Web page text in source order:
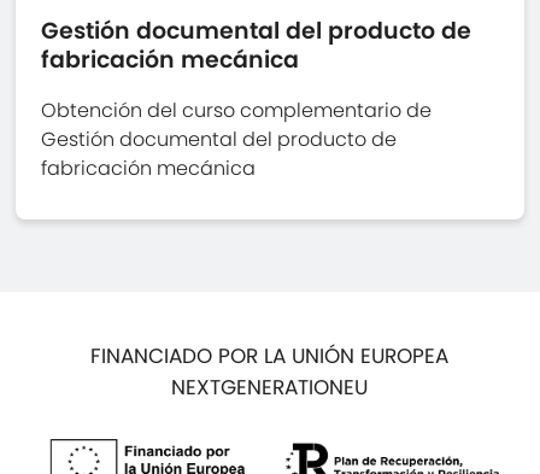
Gestión documental del producto de
fabricación mecánica
Obtención del curso complementario de
Gestión documental del producto de
fabricación mecánica
FINANCIADO POR LA UNIÓN EUROPEA
NEXTGENERATIONEU